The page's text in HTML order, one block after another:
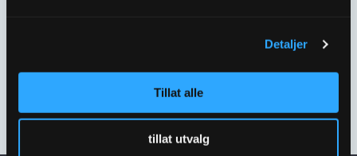
Detaljer
Tillat alle
tillat utvalg
VARSELINDIKATOR
50381955
VARSELINDIKATOR
3303865